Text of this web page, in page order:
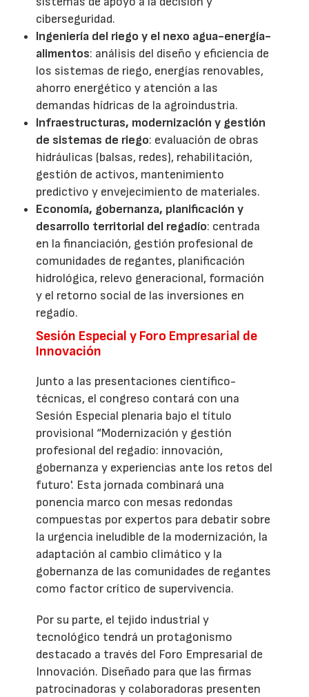
ciberseguridad.
Ingeniería del riego y el nexo agua-energía-
alimentos: análisis del diseño y eficiencia de
los sistemas de riego, energías renovables,
ahorro energético y atención a las
demandas hídricas de la agroindustria.
Infraestructuras, modernización y gestión
de sistemas de riego: evaluación de obras
hidráulicas (balsas, redes), rehabilitación,
gestión de activos, mantenimiento
predictivo y envejecimiento de materiales.
Economía, gobernanza, planificación y
desarrollo territorial del regadío: centrada
en la financiación, gestión profesional de
comunidades de regantes, planificación
hidrológica, relevo generacional, formación
y el retorno social de las inversiones en
regadío.
Sesión Especial y Foro Empresarial de
Innovación
Junto a las presentaciones científico-
técnicas, el congreso contará con una
Sesión Especial plenaria bajo el título
provisional “Modernización y gestión
profesional del regadío: innovación,
gobernanza y experiencias ante los retos del
futuro'. Esta jornada combinará una
ponencia marco con mesas redondas
compuestas por expertos para debatir sobre
la urgencia ineludible de la modernización, la
adaptación al cambio climático y la
gobernanza de las comunidades de regantes
como factor crítico de supervivencia.
Por su parte, el tejido industrial y
tecnológico tendrá un protagonismo
destacado a través del Foro Empresarial de
Innovación. Diseñado para que las firmas
patrocinadoras y colaboradoras presenten